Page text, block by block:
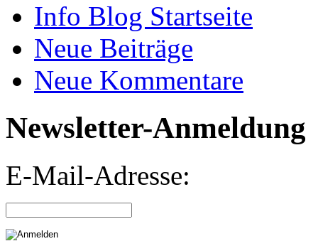
Info Blog Startseite
Neue Beiträge
Neue Kommentare
Newsletter-Anmeldung
E-Mail-Adresse: